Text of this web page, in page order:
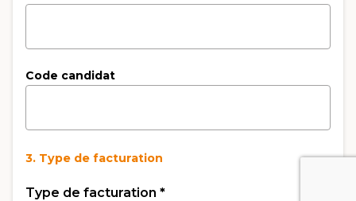
Code candidat
3. Type de facturation
Type de facturation *